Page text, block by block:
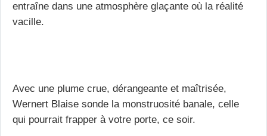
entraîne dans une atmosphère glaçante où la réalité
vacille.
Avec une plume crue, dérangeante et maîtrisée,
Wernert Blaise sonde la monstruosité banale, celle
qui pourrait frapper à votre porte, ce soir.